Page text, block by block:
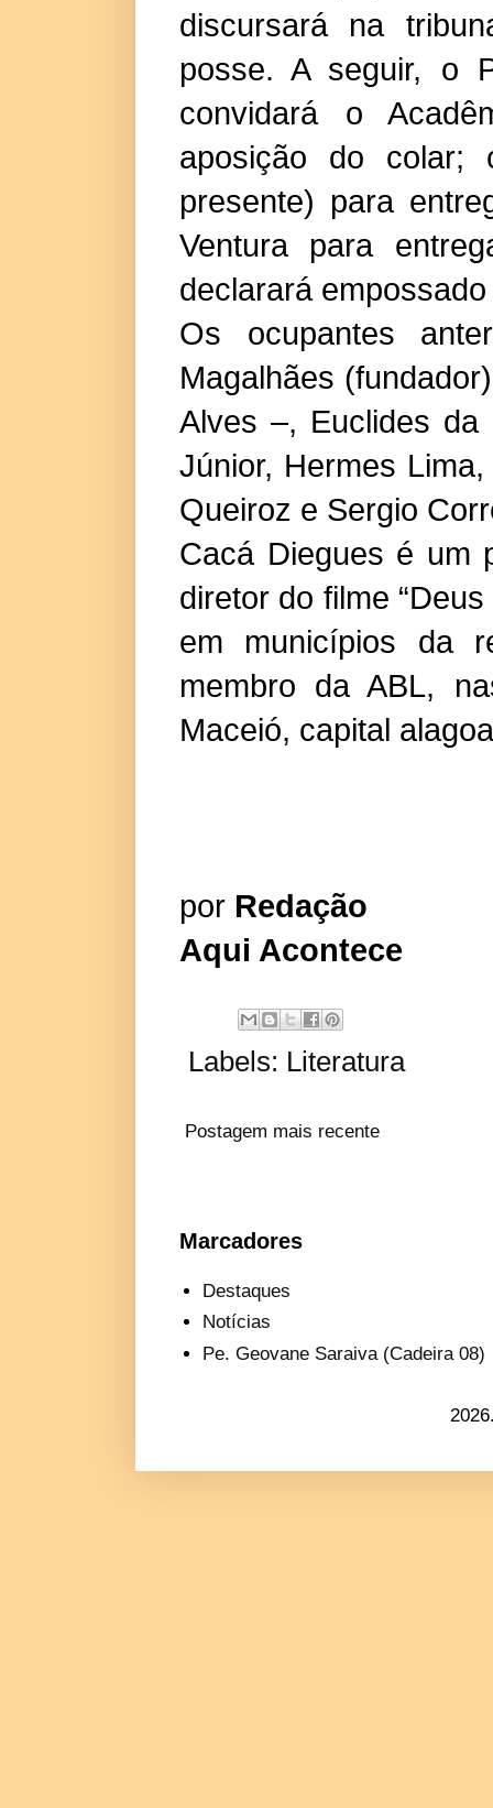
discursará na
posse. A seguir, o
convidará o
aposição do colar;
presente) para
Ventura para
declarará
Os ocupantes
Magalhães
Alves –, Euclides da
Júnior, Hermes
Queiroz e Sergio
Cacá Diegues é um
diretor do filme
em municípios da
membro da ABL,
Maceió, capital
por Redação
Aqui Acontece
Labels: Literatura
Postagem mais recente
Marcadores
Destaques
Notícias
Pe. Geovane Saraiva (Cadeira 08)